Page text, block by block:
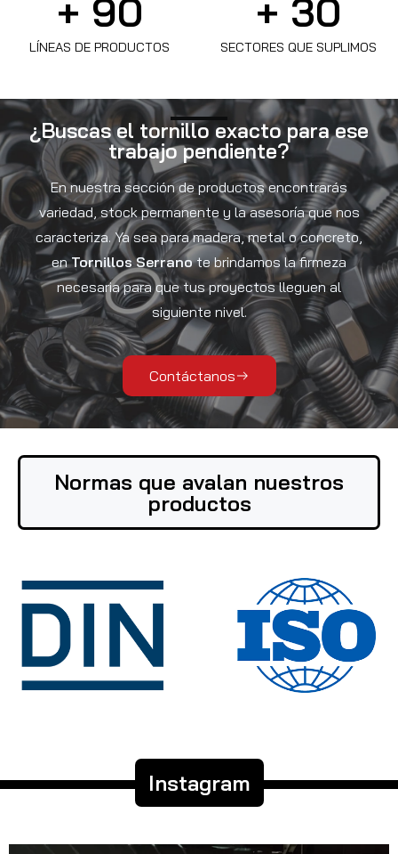
LÍNEAS DE PRODUCTOS
+ 90
SECTORES QUE SUPLIMOS
+ 30
¿Buscas el tornillo exacto para ese
trabajo pendiente?
En nuestra sección de productos encontrarás
variedad, stock permanente y la asesoría que nos
caracteriza. Ya sea para madera, metal o concreto,
enTornillos Serranote brindamos la firmeza
necesaria para que tus proyectos lleguen al
siguiente nivel.
Contáctanos
Normas que avalan nuestros
productos
Instagram